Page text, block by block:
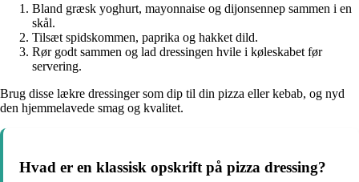
Bland græsk yoghurt, mayonnaise og dijonsennep sammen i en
skål.
Tilsæt spidskommen, paprika og hakket dild.
Rør godt sammen og lad dressingen hvile i køleskabet før
servering.
Brug disse lækre dressinger som dip til din pizza eller kebab, og nyd
den hjemmelavede smag og kvalitet.
Hvad er en klassisk opskrift på pizza dressing?